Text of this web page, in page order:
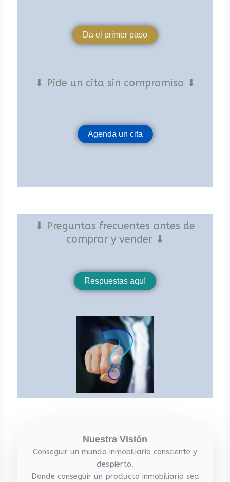
Da el primer paso
⬇ Pide un cita sin compromiso ⬇
Agenda un cita
⬇ Preguntas frecuentes antes de
comprar y vender ⬇
Respuestas aquí
Nuestra Visión
Conseguir un mundo inmobiliario consciente y
despierto.
Donde conseguir un producto inmobiliario sea